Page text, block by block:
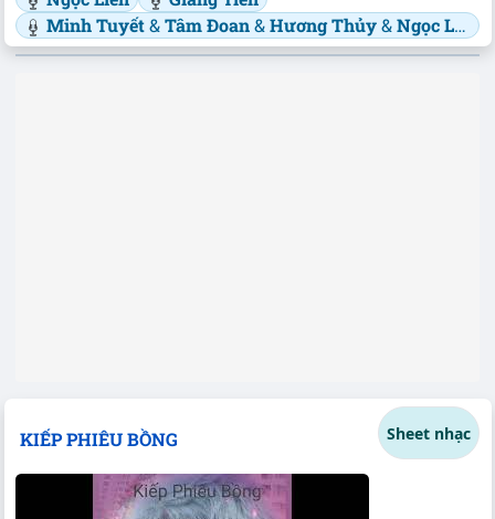
Minh Tuyết&Tâm Đoan&Hương Thủy&Ngọc Liên
KIẾP PHIÊU BỒNG Sheet nhạc